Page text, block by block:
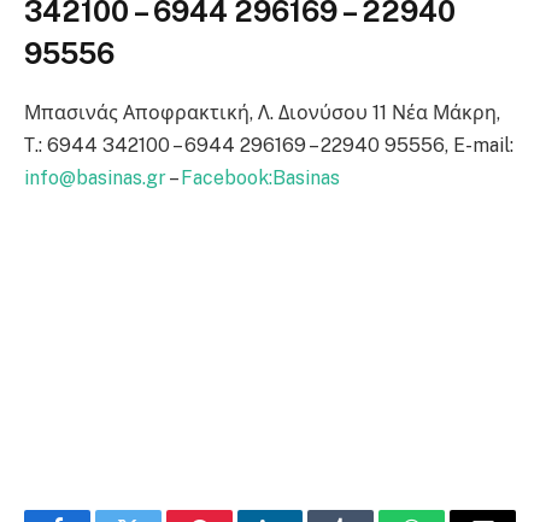
342100 – 6944 296169 – 22940
95556
Μπασινάς Αποφρακτική, Λ. Διονύσου 11 Νέα Μάκρη,
Τ.: 6944 342100 – 6944 296169 – 22940 95556, E-mail:
info@basinas.gr–Facebook:Basinas